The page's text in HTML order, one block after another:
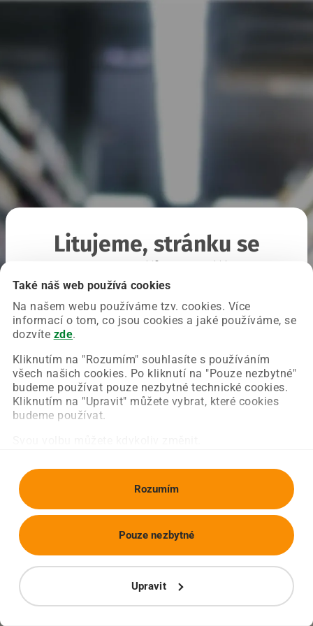
Také náš web používá cookies
Na našem webu používáme tzv. cookies. Více
informací o tom, co jsou cookies a jaké používáme, se
dozvíte zde.
Kliknutím na "Rozumím" souhlasíte s používáním
všech našich cookies. Po kliknutí na "Pouze nezbytné"
budeme používat pouze nezbytné technické cookies.
Kliknutím na "Upravit" můžete vybrat, které cookies
budeme používat.
Rozumím
Upravit
Pouze nezbytné
Litujeme, stránku se
Chyba nastala na naší straně a už ji opravujeme.
Zkuste prosím znovu načíst požadovanou stránku.
Obnovit stránku Úvodní strana